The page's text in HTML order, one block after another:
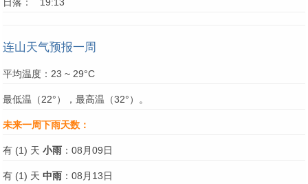
连山天气预报一周
平均温度：23 ~ 29°C
最低温（22°），最高温（32°）。
未来一周下雨天数：
有 (1) 天 小雨 ：08月09日
有 (1) 天 中雨 ：08月13日